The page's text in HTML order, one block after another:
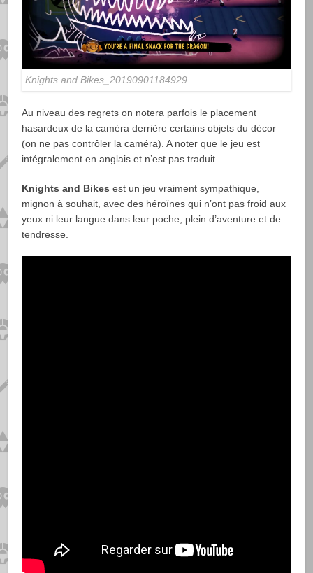
Knights and Bikes_20190901184929
Au niveau des regrets on notera parfois le placement
hasardeux de la caméra derrière certains objets du décor
(on ne pas contrôler la caméra). A noter que le jeu est
intégralement en anglais et n’est pas traduit.
Knights and Bikesest un jeu vraiment sympathique,
mignon à souhait, avec des héroïnes qui n’ont pas froid aux
yeux ni leur langue dans leur poche, plein d’aventure et de
tendresse.